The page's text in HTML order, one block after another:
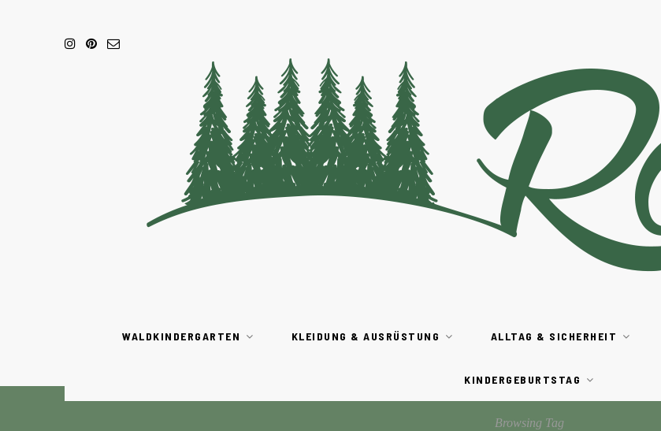
WALDKINDERGARTEN KLEIDUNG & AUSRÜSTUNG ALLTAG & SICHERHEIT
KINDERGEBURTSTAG
Browsing Tag